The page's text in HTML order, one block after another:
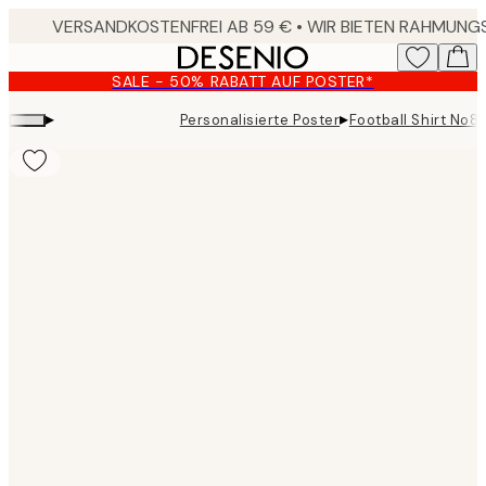
content.
SALE - 50% RABATT AUF POSTER*
▸ Personalisierte Poster▸Football Shirt No8